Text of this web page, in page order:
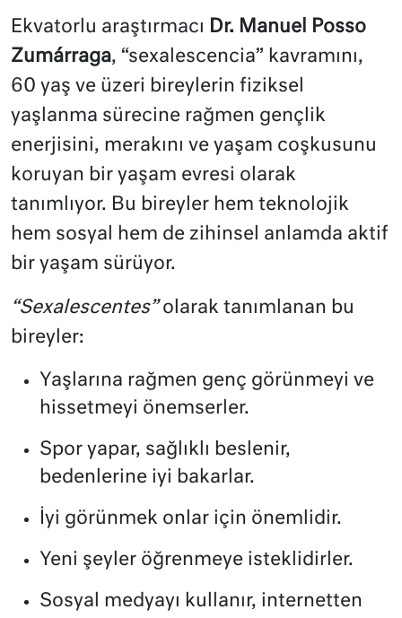
Ekvatorlu araştırmacı Dr. Manuel Posso
Zumárraga, “sexalescencia” kavramını,
60 yaş ve üzeri bireylerin fiziksel
yaşlanma sürecine rağmen gençlik
enerjisini, merakını ve yaşam coşkusunu
koruyan bir yaşam evresi olarak
tanımlıyor. Bu bireyler hem teknolojik
hem sosyal hem de zihinsel anlamda aktif
bir yaşam sürüyor.
“Sexalescentes”olarak tanımlanan bu
bireyler:
Yaşlarına rağmen genç görünmeyi ve
hissetmeyi önemserler.
Spor yapar, sağlıklı beslenir,
bedenlerine iyi bakarlar.
İyi görünmek onlar için önemlidir.
Yeni şeyler öğrenmeye isteklidirler.
Sosyal medyayı kullanır, internetten